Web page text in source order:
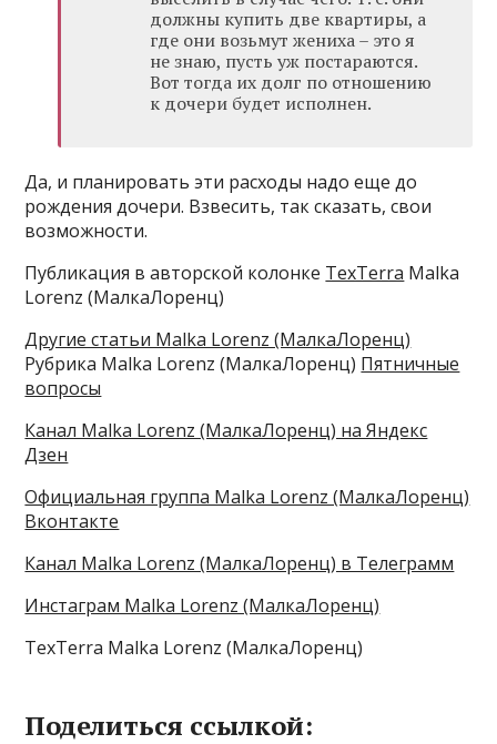
должны купить две квартиры, а
где они возьмут жениха – это я
не знаю, пусть уж постараются.
Вот тогда их долг по отношению
к дочери будет исполнен.
Да, и планировать эти расходы надо еще до
рождения дочери. Взвесить, так сказать, свои
возможности.
Публикация в авторской колонке TexTerra Malka
Lorenz (МалкаЛоренц)
Другие статьи Malka Lorenz (МалкаЛоренц)
Рубрика Malka Lorenz (МалкаЛоренц) Пятничные
вопросы
Канал Malka Lorenz (МалкаЛоренц) на Яндекс
Дзен
Официальная группа Malka Lorenz (МалкаЛоренц)
Вконтакте
Канал Malka Lorenz (МалкаЛоренц) в Телеграмм
Инстаграм Malka Lorenz (МалкаЛоренц)
TexTerra Malka Lorenz (МалкаЛоренц)
Поделиться ссылкой: